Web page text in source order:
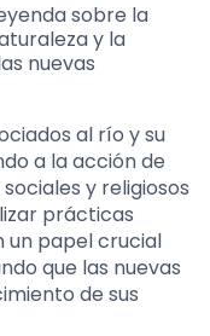
sobre la
y la
nuevas
al río y su
a la acción de
y religiosos
prácticas
un papel crucial
que las nuevas
de sus